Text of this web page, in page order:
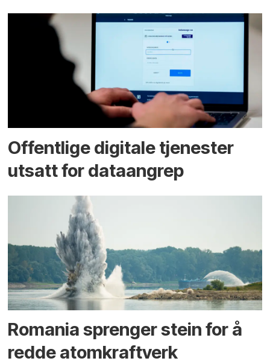
Offentlige digitale tjenester
utsatt for dataangrep
Romania sprenger stein for å
redde atomkraftverk